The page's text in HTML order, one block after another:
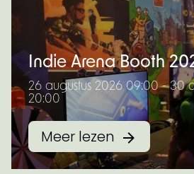
Indie Arena Booth
26 augustus 2026 09:00 - 30
20:00
Meer lezen